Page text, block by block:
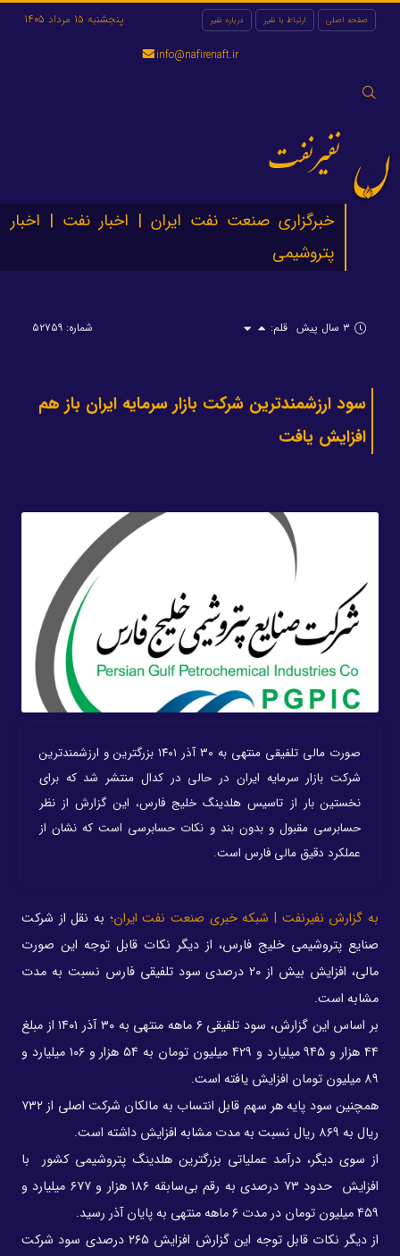
صفحه اصلی ارتباط با نفیر درباره نفیر
جستجو
پنجشنبه 15 مرداد 1405
info@nafirenaft.ir
نفیرنفت
خبرگزاری صنعت نفت ایران | اخبار نفت | اخبار
پتروشیمی
۳ سال پیش قلم: شماره: ۵۲۷۵۹
سود ارزشمندترین شرکت بازار سرمایه ایران باز هم
افزایش یافت
صورت مالی تلفیقی منتهی به ۳۰ آذر ۱۴۰۱ بزرگترین و ارزشمندترین
شرکت بازار سرمایه ایران در حالی در کدال منتشر شد که برای
نخستین بار از تاسیس هلدینگ خلیج فارس، این گزارش از نظر
حسابرسی مقبول و بدون بند و نکات حسابرسی است که نشان از
عملکرد دقیق مالی فارس است.
به گزارش نفیرنفت | شبکه خبری صنعت نفت ایران؛ به نقل از شرکت
صنایع پتروشیمی خلیج فارس، از دیگر نکات قابل توجه این صورت
مالی، افزایش بیش از ۲۰ درصدی سود تلفیقی فارس نسبت به مدت
مشابه است.
بر اساس این گزارش، سود تلفیقی ۶ ماهه منتهی به ۳۰ آذر ۱۴۰۱ از مبلغ
۴۴ هزار و ۹۴۵ میلیارد و ۴۲۹ میلیون تومان به ۵۴ هزار و ۱۰۶ میلیارد و
۸۹ میلیون تومان افزایش یافته است.
همچنین سود پایه هر سهم قابل انتساب به مالکان شرکت اصلی از ۷۳۲
ریال به ۸۶۹ ریال نسبت به مدت مشابه افزایش داشته است.
از سوی دیگر، درآمد عملیاتی بزرگترین هلدینگ پتروشیمی کشور با
افزایش حدود ۷۳ درصدی به رقم بی‌سابقه ۱۸۶ هزار و ۶۷۷ میلیارد و
۴۵۹ میلیون تومان در مدت ۶ ماهه منتهی به پایان آذر رسید.
از دیگر نکات قابل توجه این گزارش افزایش ۲۶۵ درصدی سود شرکت